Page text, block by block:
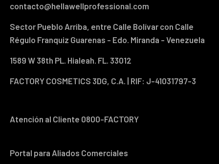
contacto@hellawellprofessional.com
Sector Pueblo Arriba, entre Calle Bolívar con Calle
Régulo Franquiz Guarenas - Edo. Miranda - Venezuela
1589 W 38th PL. Hialeah. FL. 33012
FACTORY COSMETICS 3DG, C.A. | RIF: J-41031797-3
Atención al Cliente 0800-FACTORY
Portal para Aliados Comerciales